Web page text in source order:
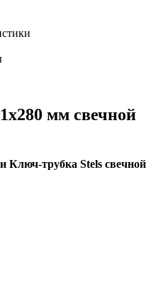
мм свечной
Ключ-трубка Stels свечной